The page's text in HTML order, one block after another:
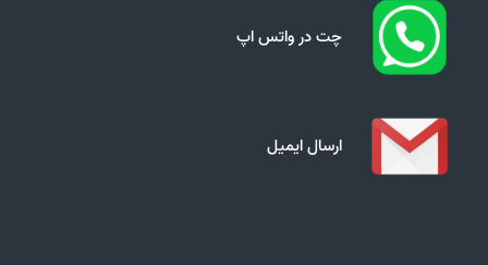
چت در واتس اپ
ارسال ایمیل